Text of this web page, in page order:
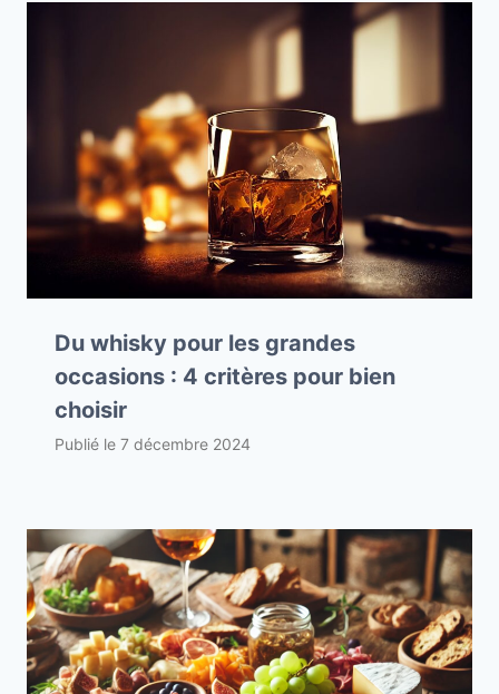
Du whisky pour les grandes
occasions : 4 critères pour bien
choisir
Publié le 7 décembre 2024